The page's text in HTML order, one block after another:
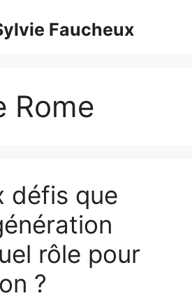
Faucheux
Rome
défis que
rôle pour
?